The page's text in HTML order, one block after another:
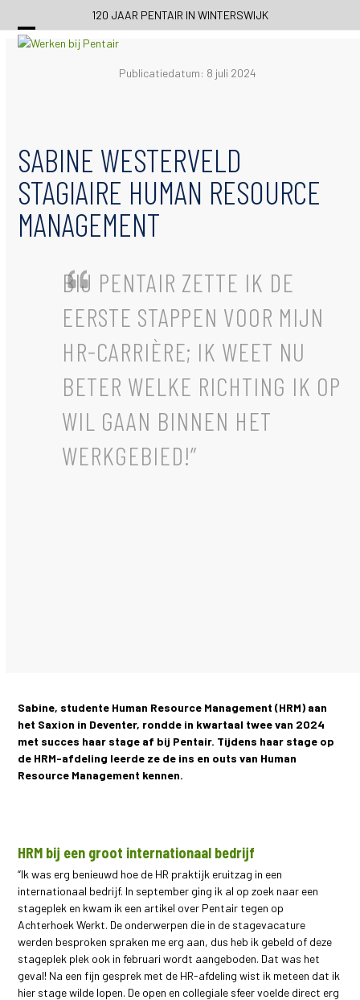
content
120 JAAR PENTAIR IN WINTERSWIJK
Publicatiedatum: 8 juli 2024
SABINE WESTERVELD
STAGIAIRE HUMAN RESOURCE
MANAGEMENT
BIJ PENTAIR ZETTE IK DE
EERSTE STAPPEN VOOR MIJN
HR-CARRIÈRE; IK WEET NU
BETER WELKE RICHTING IK OP
WIL GAAN BINNEN HET
WERKGEBIED!”
Sabine, studente Human Resource Management (HRM) aan
het Saxion in Deventer, rondde in kwartaal twee van 2024
met succes haar stage af bij Pentair. Tijdens haar stage op
de HRM-afdeling leerde ze de ins en outs van Human
Resource Management kennen.
HRM bij een groot internationaal bedrijf
“Ik was erg benieuwd hoe de HR praktijk eruitzag in een
internationaal bedrijf. In september ging ik al op zoek naar een
stageplek en kwam ik een artikel over Pentair tegen op
Achterhoek Werkt. De onderwerpen die in de stagevacature
werden besproken spraken me erg aan, dus heb ik gebeld of deze
stageplek plek ook in februari wordt aangeboden. Dat was het
geval! Na een fijn gesprek met de HR-afdeling wist ik meteen dat ik
hier stage wilde lopen. De open en collegiale sfeer voelde direct erg